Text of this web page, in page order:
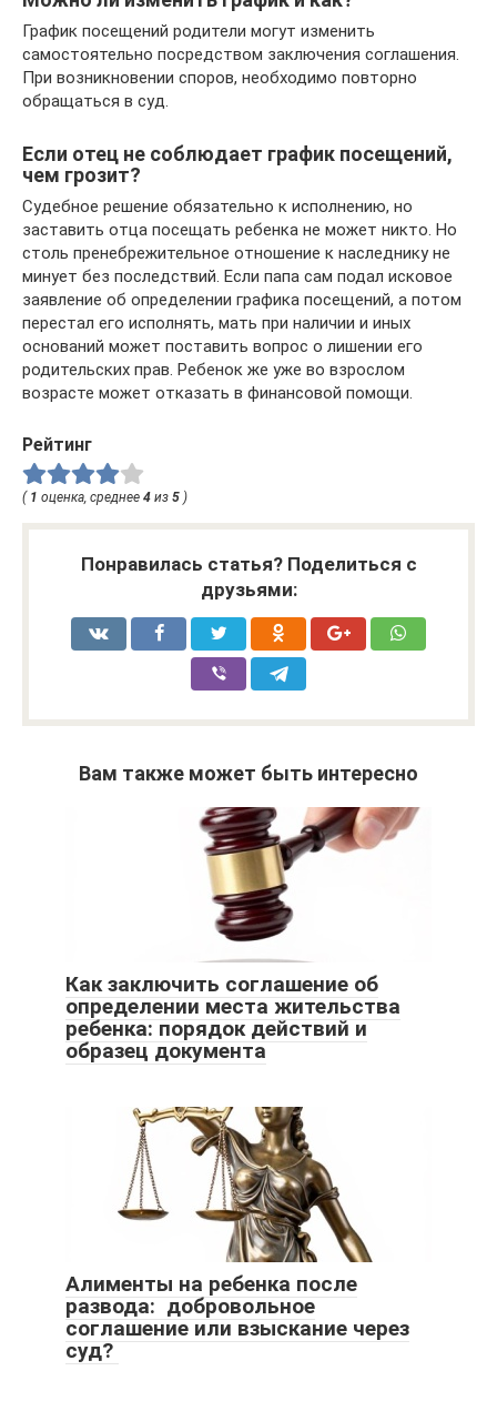
График посещений родители могут изменить
самостоятельно посредством заключения соглашения.
При возникновении споров, необходимо повторно
обращаться в суд.
Если отец не соблюдает график посещений,
чем грозит?
Судебное решение обязательно к исполнению, но
заставить отца посещать ребенка не может никто. Но
столь пренебрежительное отношение к наследнику не
минует без последствий. Если папа сам подал исковое
заявление об определении графика посещений, а потом
перестал его исполнять, мать при наличии и иных
оснований может поставить вопрос о лишении его
родительских прав. Ребенок же уже во взрослом
возрасте может отказать в финансовой помощи.
Рейтинг
( 1 оценка, среднее 4 из 5 )
Понравилась статья? Поделиться с
друзьями:
Вам также может быть интересно
Как заключить соглашение об
определении места жительства
ребенка: порядок действий и
образец документа
Алименты на ребенка после
развода: добровольное
соглашение или взыскание через
суд?